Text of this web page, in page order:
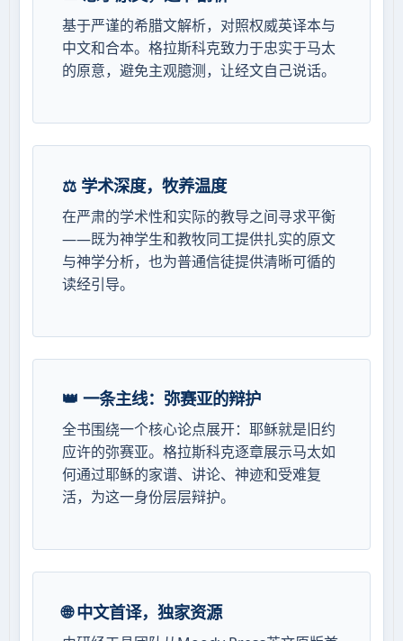
基于严谨的希腊文解析，对照权威英译本与
中文和合本。格拉斯科克致力于忠实于马太
的原意，避免主观臆测，让经文自己说话。
⚖️ 学术深度，牧养温度
在严肃的学术性和实际的教导之间寻求平衡
——既为神学生和教牧同工提供扎实的原文
与神学分析，也为普通信徒提供清晰可循的
读经引导。
👑 一条主线：弥赛亚的辩护
全书围绕一个核心论点展开：耶稣就是旧约
应许的弥赛亚。格拉斯科克逐章展示马太如
何通过耶稣的家谱、讲论、神迹和受难复
活，为这一身份层层辩护。
🌐 中文首译，独家资源